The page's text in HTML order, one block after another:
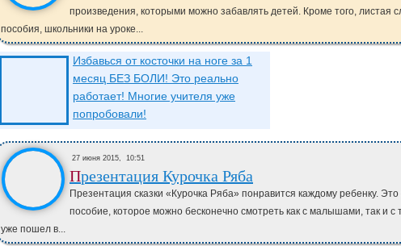
произведения, которыми можно забавлять детей. Кроме того, листая
пособия, школьники на уроке...
Избавься от косточки на ноге за 1
месяц БЕЗ БОЛИ! Это реально
работает! Многие учителя уже
попробовали!
27 июня 2015, 10:51
Презентация Курочка Ряба
Презентация сказки «Курочка Ряба» понравится каждому ребенку. Это
пособие, которое можно бесконечно смотреть как с малышами, так и с
уже пошел в...